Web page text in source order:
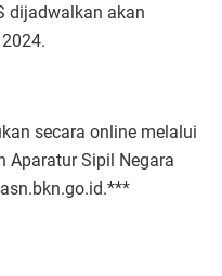
dijadwalkan akan
secara online melalui
Aparatur Sipil Negara